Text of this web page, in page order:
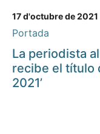
17 d'octubre de 2021
Portada
La periodista
recibe el título
2021’